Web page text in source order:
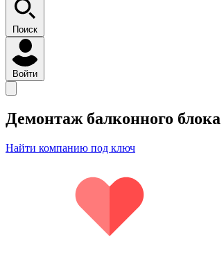
Поиск
Войти
Демонтаж балконного блока
Найти компанию под ключ